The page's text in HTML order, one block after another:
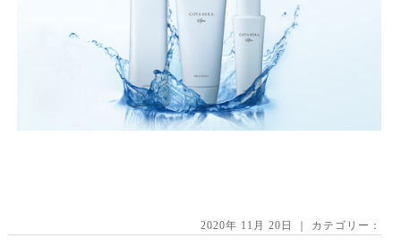
2020年 11月 20日 ｜ カテゴリー：